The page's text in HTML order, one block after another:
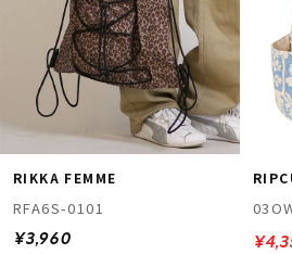
RIKKA FEMME
RFA6S-0101
¥3,960